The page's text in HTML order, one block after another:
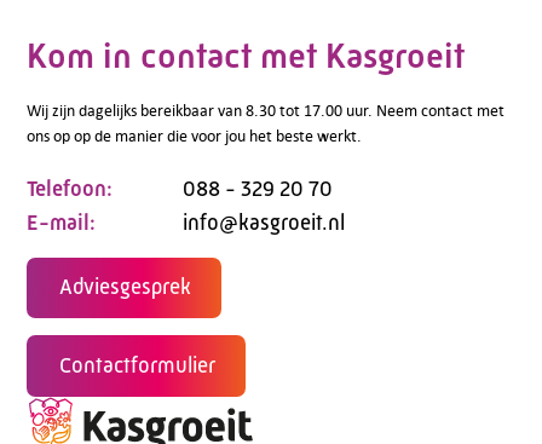
Kom in contact met Kasgroeit
Wij zijn dagelijks bereikbaar van 8.30 tot 17.00 uur. Neem contact met
ons op op de manier die voor jou het beste werkt.
Telefoon:
088 - 329 20 70
E-mail:
info@kasgroeit.nl
Adviesgesprek
Contactformulier